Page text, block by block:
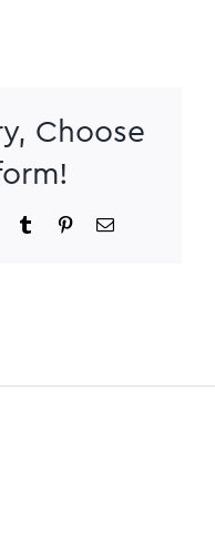
Choose
Tumblr PinterestEmail